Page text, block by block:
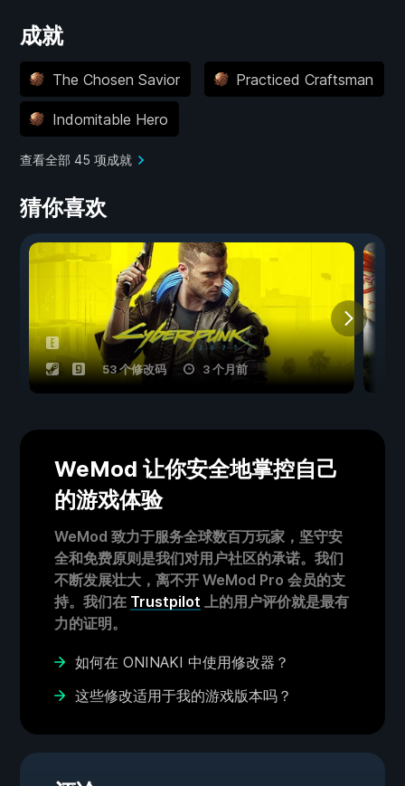
成就
The Chosen Savior Practiced Craftsman
Indomitable Hero
查看全部 45 项成就
猜你喜欢
53 个修改码 3 个月前
WeMod 让你安全地掌控自己
的游戏体验
WeMod 致力于服务全球数百万玩家，坚守安
全和免费原则是我们对用户社区的承诺。我们
不断发展壮大，离不开 WeMod Pro 会员的支
持。我们在 Trustpilot 上的用户评价就是最有
力的证明。
如何在 ONINAKI 中使用修改器？
这些修改适用于我的游戏版本吗？